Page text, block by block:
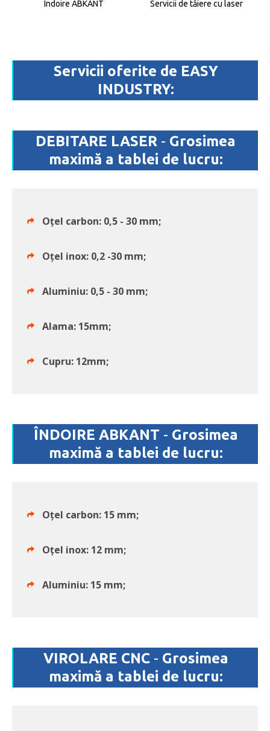
Îndoire ABKANT Servicii de tăiere cu laser
Servicii oferite de EASY
INDUSTRY:
DEBITARE LASER - Grosimea
maximă a tablei de lucru:
Oțel carbon: 0,5 - 30 mm;
Oțel inox: 0,2 -30 mm;
Aluminiu: 0,5 - 30 mm;
Alama: 15mm;
Cupru: 12mm;
ÎNDOIRE ABKANT - Grosimea
maximă a tablei de lucru:
Oțel carbon: 15 mm;
Oțel inox: 12 mm;
Aluminiu: 15 mm;
VIROLARE CNC- Grosimea
maximă a tablei de lucru: